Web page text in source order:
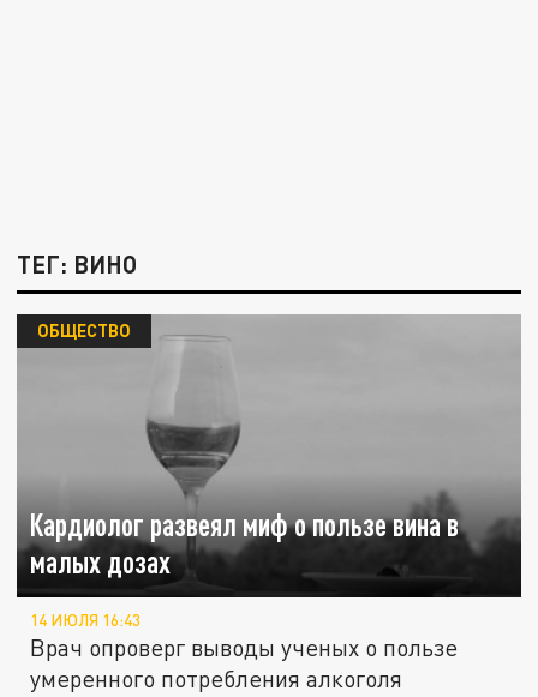
ТЕГ: ВИНО
Кардиолог развеял миф о пользе вина в
малых дозах
ОБЩЕСТВО
14 ИЮЛЯ 16:43
Врач опроверг выводы ученых о пользе
умеренного потребления алкоголя